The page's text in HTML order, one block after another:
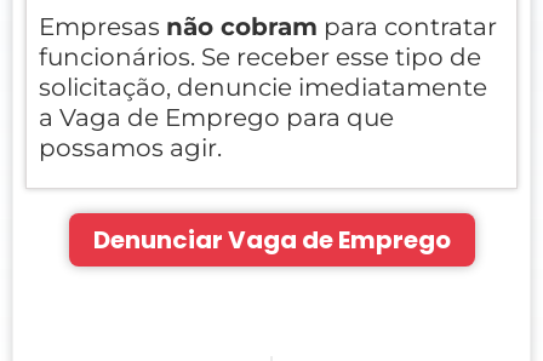
Empresas não cobram para contratar
funcionários. Se receber esse tipo de
solicitação, denuncie imediatamente
a Vaga de Emprego para que
possamos agir.
Denunciar Vaga de Emprego